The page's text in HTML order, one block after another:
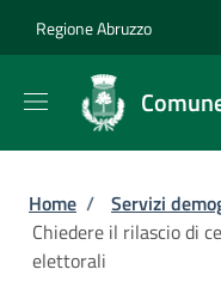
Regione Abruzzo
Briciole di
Home / Servizi
Chiedere il rilascio di
elettorali